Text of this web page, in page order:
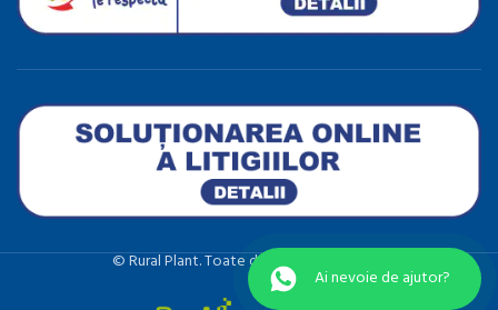
©️ Rural Plant. Toate drepturile rezervate.
Ai nevoie de ajutor?